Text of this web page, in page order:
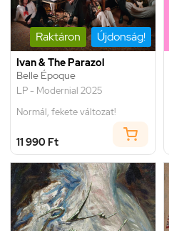
Raktáron Újdonság!
Ivan & The Parazol
Belle Époque
LP - Modernial 2025
Normál, fekete változat!
11 990 Ft